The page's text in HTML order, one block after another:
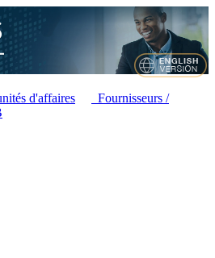
d'affaires
Fournisseurs /